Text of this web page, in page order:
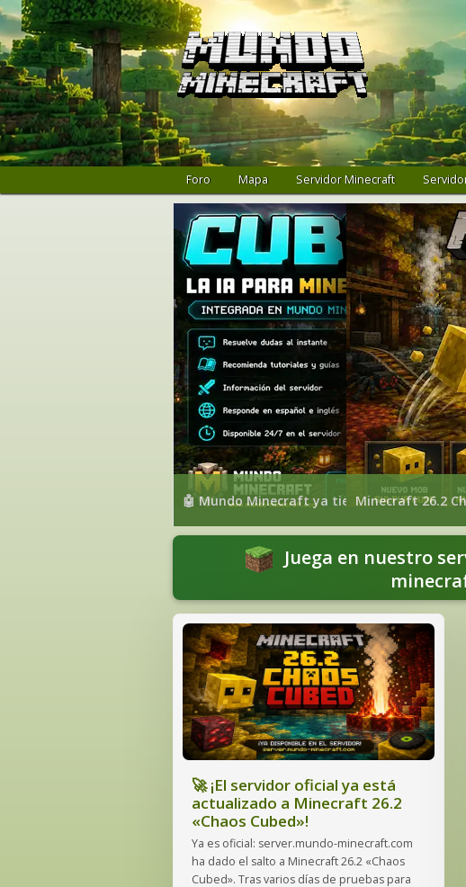
Foro Mapa Servidor Minecraft
🤖 Mundo Minecraft ya tiene su propia
Minecraft 26.2
Juega en nuestro
🚀 ¡El servidor oficial ya está
actualizado a Minecraft 26.2
«Chaos Cubed»!
Ya es oficial: server.mundo-minecraft.com
ha dado el salto a Minecraft 26.2 «Chaos
Cubed». Tras varios días de pruebas para